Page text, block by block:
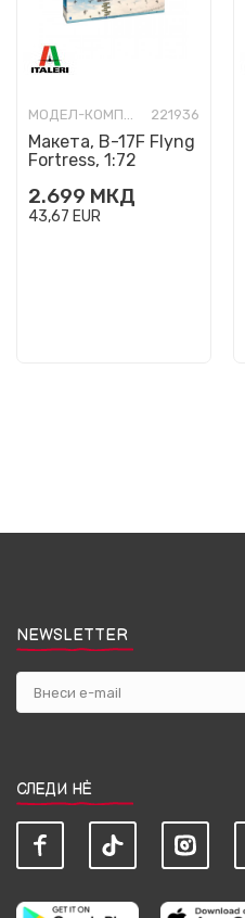
МОДЕЛ-КОМПЛЕТ 221936
Макета, B-17F Flyng
Fortress, 1:72
2.699 МКД
43,67 EUR
NEWSLETTER
СЛЕДИ НЀ